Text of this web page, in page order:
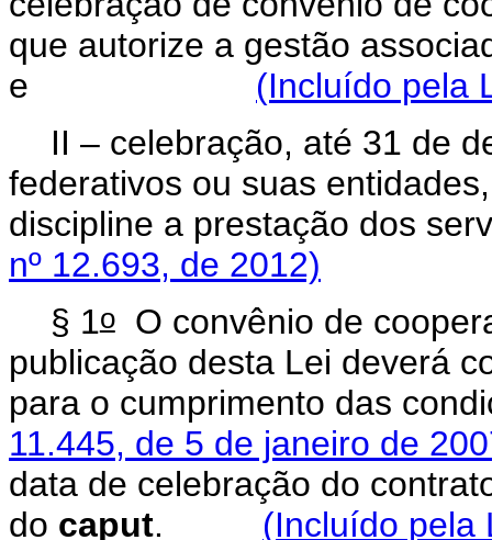
que autorize a gestão
e (Incluído pela
II – celebração, até 31 de
federativos ou suas
discipline a prestação
nº 12.693, de 2012)
§ 1oO convênio de
publicação desta Lei deverá
para o cumprimento das
11.445, de 5 de janeiro de
data de celebração do
do caput. (Incluído pela